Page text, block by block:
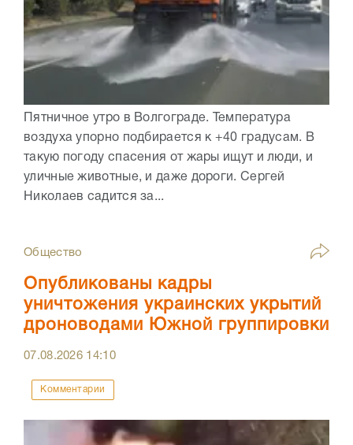
Пятничное утро в Волгограде. Температура
воздуха упорно подбирается к +40 градусам. В
такую погоду спасения от жары ищут и люди, и
уличные животные, и даже дороги. Сергей
Николаев садится за...
Общество
Опубликованы кадры
уничтожения украинских укрытий
дроноводами Южной группировки
07.08.2026 14:10
Комментарии